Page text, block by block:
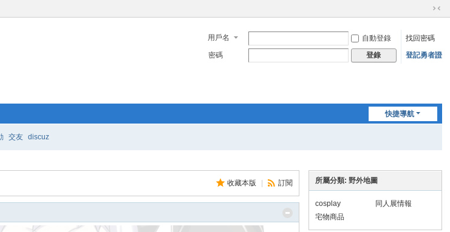
切
到
窄
用戶名 自動登錄
找回密碼
密碼
登錄 登記勇者證
快捷導航
交友 discuz
收藏本版 訂閱 所屬分類: 野外地圖
cosplay
同人展情報
宅物商品